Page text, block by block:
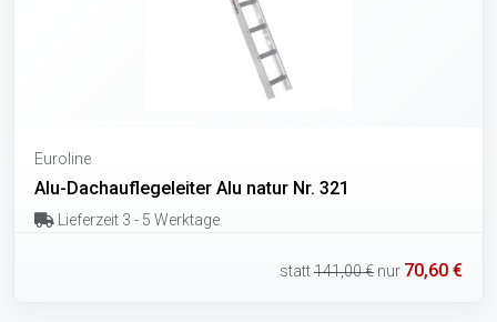
Euroline
Alu-Dachauflegeleiter Alu natur Nr. 321
Lieferzeit 3 - 5 Werktage
statt141,00 € nur 70,60 €